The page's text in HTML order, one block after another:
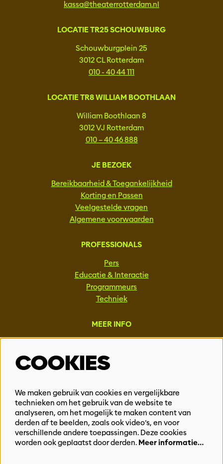
kassa@theaterrotterdam.nl
LOCATIE TR25 SCHOUWBURG
Schouwburgplein 25
3012 CL Rotterdam
010 - 40 44 111
LOCATIE TR8 WILLIAM BOOTHLAAN
William Boothlaan 8
3012 VJ Rotterdam
010 – 40 46 888
JE BEZOEK
Bereikbaarheid & Toegankelijkheid
Korting en Passen
Veelgestelde vragen
Algemene voorwaarden
PROFESSIONALS
Pers
Educatie & Interactie
Programmeurs
Techniek
MEER INFO
Vacatures
Events & Partnerships
Privacy
BLIJF OP DE HOOGTE
COOKIES
We maken gebruik van cookies en vergelijkbare
technieken om het gebruik van de website te
analyseren, om het mogelijk te maken content van
derden af te beelden, zoals ook video’s, en voor
verschillende andere toepassingen. Deze cookies
worden ook geplaatst door derden. Meer informatie…